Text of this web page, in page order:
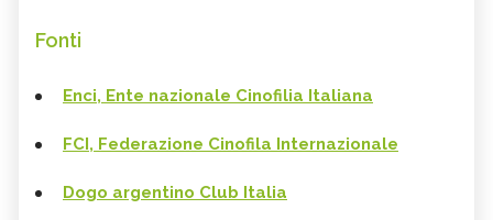
Fonti
Enci, Ente nazionale Cinofilia Italiana
FCI, Federazione Cinofila Internazionale
Dogo argentino Club Italia